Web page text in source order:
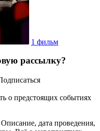
1 фильм
рассылку?
о предстоящих событиях
дата проведения,